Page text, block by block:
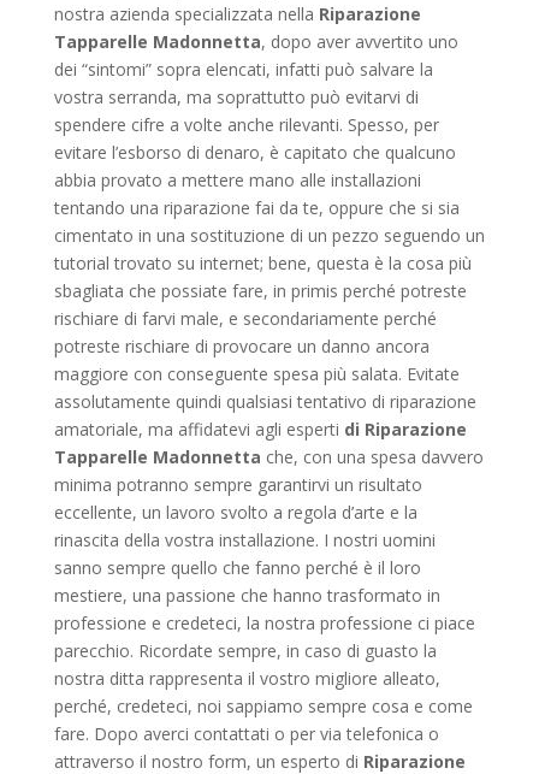
nostra azienda specializzata nella Riparazione
Tapparelle Madonnetta, dopo aver avvertito uno
dei “sintomi” sopra elencati, infatti può salvare la
vostra serranda, ma soprattutto può evitarvi di
spendere cifre a volte anche rilevanti. Spesso, per
evitare l’esborso di denaro, è capitato che qualcuno
abbia provato a mettere mano alle installazioni
tentando una riparazione fai da te, oppure che si sia
cimentato in una sostituzione di un pezzo seguendo un
tutorial trovato su internet; bene, questa è la cosa più
sbagliata che possiate fare, in primis perché potreste
rischiare di farvi male, e secondariamente perché
potreste rischiare di provocare un danno ancora
maggiore con conseguente spesa più salata. Evitate
assolutamente quindi qualsiasi tentativo di riparazione
amatoriale, ma affidatevi agli esperti di Riparazione
Tapparelle Madonnetta che, con una spesa davvero
minima potranno sempre garantirvi un risultato
eccellente, un lavoro svolto a regola d’arte e la
rinascita della vostra installazione. I nostri uomini
sanno sempre quello che fanno perché è il loro
mestiere, una passione che hanno trasformato in
professione e credeteci, la nostra professione ci piace
parecchio. Ricordate sempre, in caso di guasto la
nostra ditta rappresenta il vostro migliore alleato,
perché, credeteci, noi sappiamo sempre cosa e come
fare. Dopo averci contattati o per via telefonica o
attraverso il nostro form, un esperto di Riparazione